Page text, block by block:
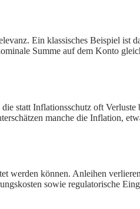
Ein klassisches Beispiel ist
Summe auf dem Konto
statt Inflationsschutz oft Verluste
manche die Inflation,
werden können. Anleihen
sowie regulatorische